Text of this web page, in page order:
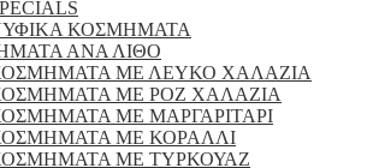
ΚΟΣΜΗΜΑΤΑ
ΑΝΑ ΛΙΘΟ
ΜΕ ΛΕΥΚΟ ΧΑΛΑΖΙΑ
ΜΕ ΡΟΖ ΧΑΛΑΖΙΑ
ΜΕ ΜΑΡΓΑΡΙΤΑΡΙ
ΜΕ ΚΟΡΑΛΛΙ
ΜΕ ΤΥΡΚΟΥΑΖ